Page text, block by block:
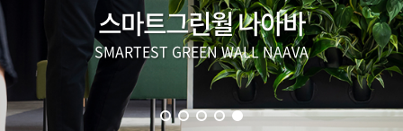
스마트그린월 나아바
SMARTEST GREEN WALL NAAVA